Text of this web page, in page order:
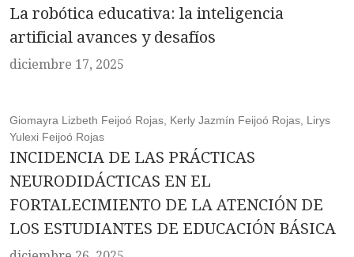
La robótica educativa: la inteligencia
artificial avances y desafíos
diciembre 17, 2025
Giomayra Lizbeth Feijoó Rojas, Kerly Jazmín Feijoó Rojas, Lirys
Yulexi Feijoó Rojas
INCIDENCIA DE LAS PRÁCTICAS
NEURODIDÁCTICAS EN EL
FORTALECIMIENTO DE LA ATENCIÓN DE
LOS ESTUDIANTES DE EDUCACIÓN BÁSICA